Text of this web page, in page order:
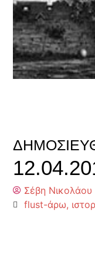
Σέβη Νικολάου
flust-άρω,